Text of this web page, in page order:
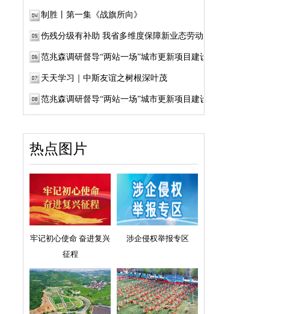
制胜丨第一集《战旗所向》
伤残分级有补助 我省多维度保障新业态劳动者...
范兆森调研督导“两站一场”城市更新项目建设
天天学习｜中斯友谊之树根深叶茂
范兆森调研督导“两站一场”城市更新项目建设
热点图片
牢记初心使命 奋进复兴
征程
涉企侵权举报专区